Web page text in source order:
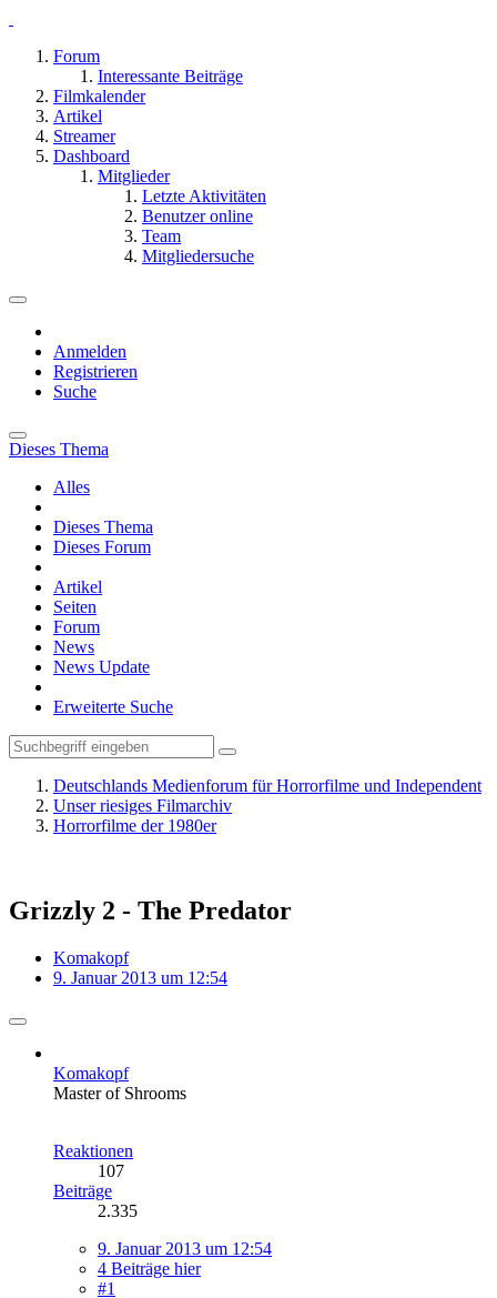
Forum
Interessante Beiträge
Filmkalender
Artikel
Streamer
Dashboard
Mitglieder
Letzte Aktivitäten
Benutzer online
Team
Mitgliedersuche
Anmelden
Registrieren
Suche
Dieses Thema
Alles
Dieses Thema
Dieses Forum
Artikel
Seiten
Forum
News
News Update
Erweiterte Suche
Deutschlands Medienforum für Horrorfilme und Independent
Unser riesiges Filmarchiv
Horrorfilme der 1980er
Grizzly 2 - The Predator
Komakopf
9. Januar 2013 um 12:54
Komakopf
Master of Shrooms
Reaktionen
107
Beiträge
2.335
9. Januar 2013 um 12:54
4 Beiträge hier
#1